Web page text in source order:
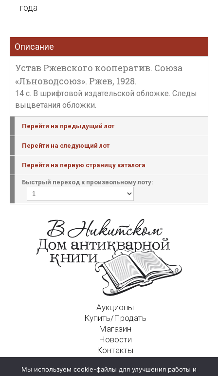
года
Описание
Устав Ржевского кооператив. Союза
«Льноводсоюз». Ржев, 1928.
14 с. В шрифтовой издательской обложке. Следы
выцветания обложки.
Перейти на предыдущий лот
Перейти на следующий лот
Перейти на первую страницу каталога
Быстрый переход к произвольному лоту:
Аукционы
Купить/Продать
Магазин
Новости
Контакты
125009, г. Москва, Никитский пер., д. 4а, стр. 1
Мы используем cookie-файлы для улучшения работы и